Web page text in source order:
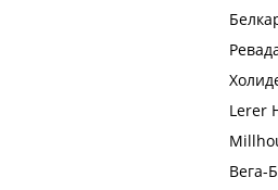
Lerer
Вега-